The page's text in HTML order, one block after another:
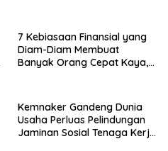
7 Kebiasaan Finansial yang
Diam-Diam Membuat
Banyak Orang Cepat Kaya,
Kemnaker Gandeng Dunia
Usaha Perluas Pelindungan
Jaminan Sosial Tenaga Kerja